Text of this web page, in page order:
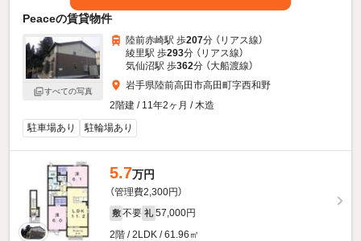
Peaceの賃貸物件
すべての写真
陸前赤崎駅 歩207分 （リアス線）
綾里駅 歩293分 （リアス線）
気仙沼駅 歩362分 （大船渡線）
岩手県陸前高田市高田町字西和野
2階建 / 11年2ヶ月 / 木造
駐車場あり
駐輪場あり
5.7万円
（管理費2,300円）
敷 不要 礼 57,000円
2階 / 2LDK / 61.96㎡